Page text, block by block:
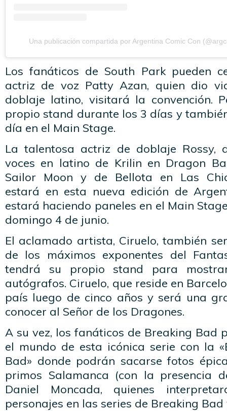
Una publicación compartida por Argentina Comic Con
Los fanáticos de South Park pueden
actriz de voz Patty Azan, quien dio
doblaje latino, visitará la convención.
propio stand durante los 3 días y
día en el Main Stage.
La talentosa actriz de doblaje
voces en latino de Krilin en Dragon
Sailor Moon y de Bellota en Las
estará en esta nueva edición de
estará haciendo paneles en el Main
domingo 4 de junio.
El aclamado artista, Ciruelo, también
de los máximos exponentes del
tendrá su propio stand para
autógrafos. Ciruelo, que reside en
país luego de cinco años y será una
conocer al Señor de los Dragones.
A su vez, los fanáticos de Breaking Bad
el mundo de esta icónica serie con la
Bad» donde podrán sacarse fotos
primos Salamanca (con la presencia
Daniel Moncada, quienes
personajes en las series de Breaking